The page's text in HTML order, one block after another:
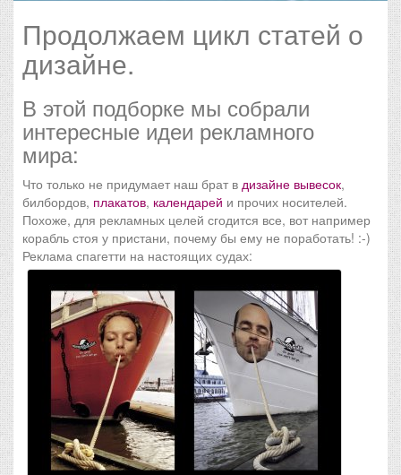
Продолжаем цикл статей о
дизайне.
В этой подборке мы собрали
интересные идеи рекламного
мира:
Что только не придумает наш брат в дизайне вывесок,
билбордов, плакатов, календарей и прочих носителей.
Похоже, для рекламных целей сгодится все, вот например
корабль стоя у пристани, почему бы ему не поработать! :-)
Реклама спагетти на настоящих судах: